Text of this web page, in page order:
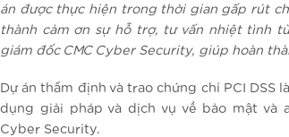
án được thực hiện trong thời gian gấp rút
thành cảm ơn sự hỗ trợ, tư vấn nhiệt tình
giám đốc CMC Cyber Security, giúp hoàn
Dự án thẩm định và trao chứng chỉ PCI DSS
dụng giải pháp và dịch vụ về bảo mật và
Cyber Security.